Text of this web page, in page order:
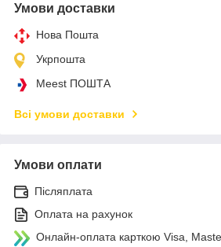
Умови доставки
Нова Пошта
Укрпошта
Meest ПОШТА
Всі умови доставки
Умови оплати
Післяплата
Оплата на рахунок
Онлайн-оплата карткою Visa,